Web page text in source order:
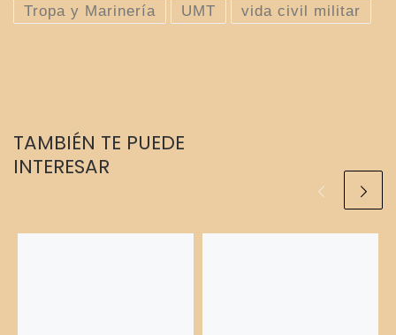
Tropa y Marinería UMT vida civil militar
TAMBIÉN TE PUEDE
INTERESAR